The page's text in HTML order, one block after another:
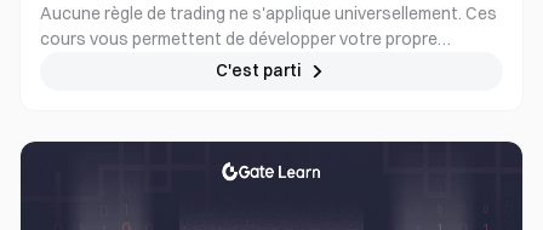
et indicateurs
Aucune règle de trading ne s'applique universellement. Ces
cours vous permettent de développer votre propre
stratégie de trading, de la tester et de l'optimiser
C'est parti